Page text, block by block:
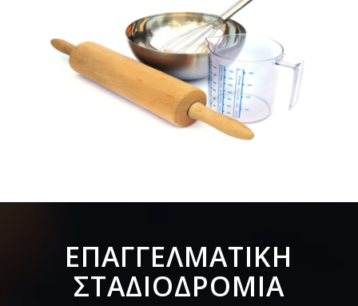
ΕΠΑΓΓΕΛΜΑΤΙΚΉ
ΣΤΑΔΙΟΔΡΟΜΊΑ